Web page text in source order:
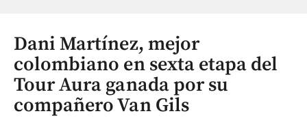
Dani Martínez, mejor
colombiano en sexta etapa del
Tour Aura ganada por su
compañero Van Gils